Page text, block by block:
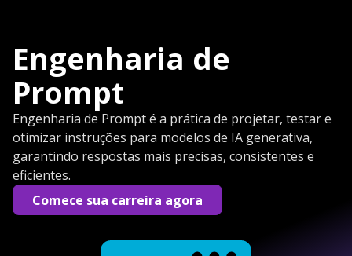
Engenharia de
Prompt
Engenharia de Prompt é a prática de projetar, testar e
otimizar instruções para modelos de IA generativa,
garantindo respostas mais precisas, consistentes e
eficientes.
Comece sua carreira agora